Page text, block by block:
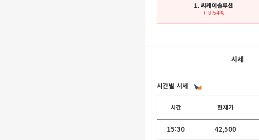
1. 씨케이솔루션
+ 3.54%
시세
시간별 시세
시간 현재가
15:30 42,500